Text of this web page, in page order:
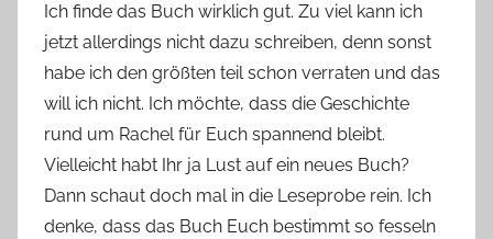
Ich finde das Buch wirklich gut. Zu viel kann ich
jetzt allerdings nicht dazu schreiben, denn sonst
habe ich den größten teil schon verraten und das
will ich nicht. Ich möchte, dass die Geschichte
rund um Rachel für Euch spannend bleibt.
Vielleicht habt Ihr ja Lust auf ein neues Buch?
Dann schaut doch mal in die Leseprobe rein. Ich
denke, dass das Buch Euch bestimmt so fesseln